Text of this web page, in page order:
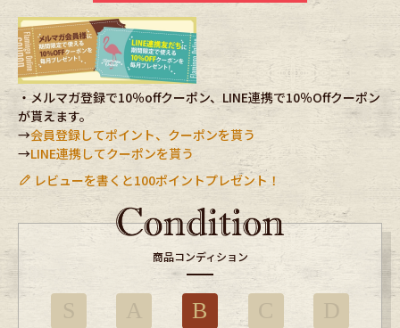
Eye Wear
Bag Stall・Scarf
Accessory Shoes
Belt antique goods
Keyring
・メルマガ登録で10％offクーポン、LINE連携で10％Offクーポン
が貰えます。
→会員登録してポイント、クーポンを貰う
→LINE連携してクーポンを貰う
レビューを書くと100ポイントプレゼント！
商品コンディション
B